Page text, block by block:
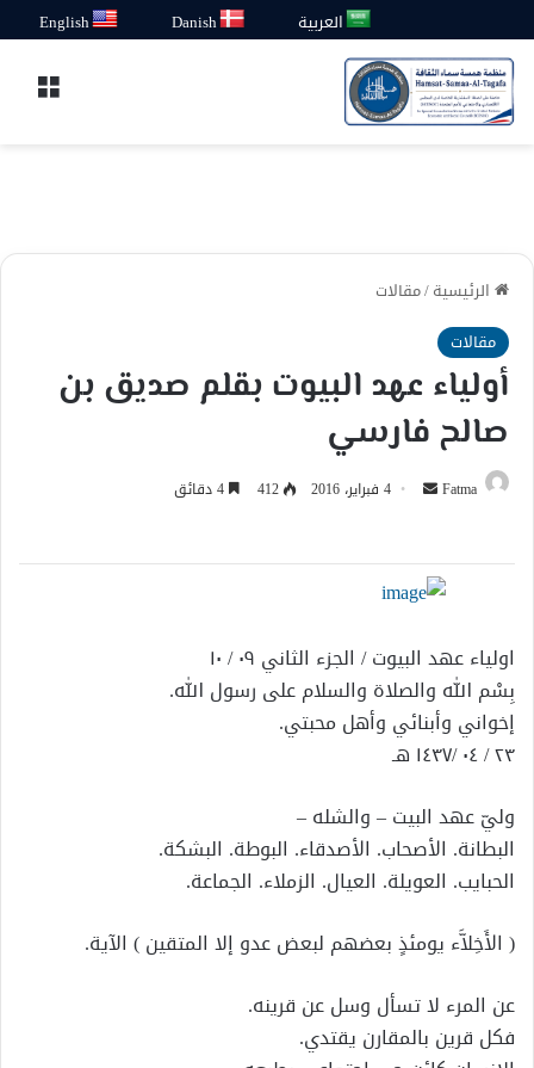
العربية Danish
English
الرئيسية/مقالات
مقالات
أولياء عهد البيوت بقلم صديق بن
صالح فارسي
Fatma
أرسل 4 فبراير، 2016 412
اولياء عهد البيوت / الجزء الثاني ٠٩ / ١٠
بِسْم الله والصلاة والسلام على رسول الله.
إخواني وأبنائي وأهل محبتي.
٢٣ / ٠٤ /١٤٣٧ هـ
وليّ عهد البيت – والشله –
البطانة. الأصحاب. الأصدقاء. البوطة. البشكة.
الحبايب. العويلة. العيال. الزملاء. الجماعة.
( الأَخِلاَّء يومئذٍ بعضهم لبعض عدو إلا المتقين ) الآية.
عن المرء لا تسأل وسل عن قرينه.
فكل قرين بالمقارن يقتدي.